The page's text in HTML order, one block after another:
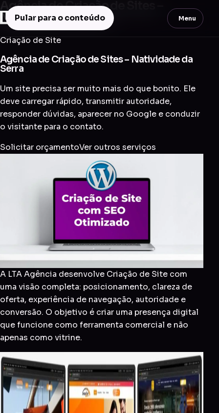
Pular para o conteúdo Menu
Agência de Criação de Sites –
Natividade da Serra
Criação de Site
Agência de Criação de Sites – Natividade da
Serra
Um site precisa ser muito mais do que bonito. Ele
deve carregar rápido, transmitir autoridade,
responder dúvidas, aparecer no Google e conduzir
o visitante para o contato.
Solicitar orçamentoVer outros serviços
A LTA Agência desenvolve Criação de Site com
uma visão completa: posicionamento, clareza de
oferta, experiência de navegação, autoridade e
conversão. O objetivo é criar uma presença digital
que funcione como ferramenta comercial e não
apenas como vitrine.